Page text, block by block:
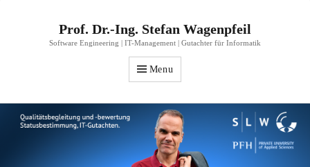
Prof. Dr.-Ing. Stefan Wagenpfeil
Software Engineering | IT-Management | Gutachter für Informatik
Menu